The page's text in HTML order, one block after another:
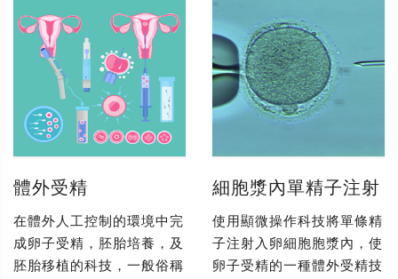
體外受精
在體外人工控制的環境中完
成卵子受精，胚胎培養，及
胚胎移植的科技，一般俗稱
細胞漿內單精子注射
使用顯微操作科技將單條精
子注射入卵細胞胞漿內，使
卵子受精的一種體外受精技